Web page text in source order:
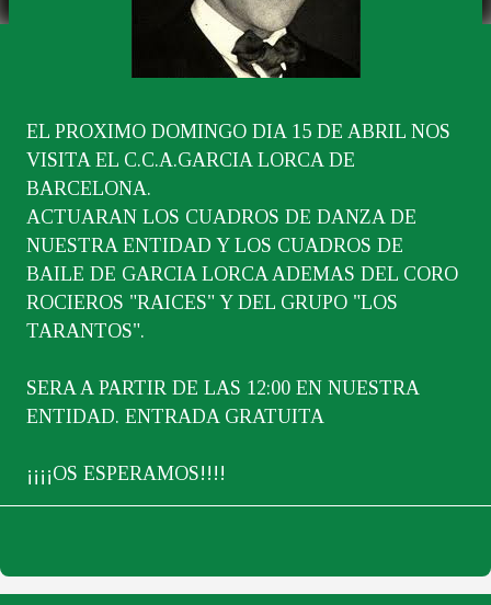
EL PROXIMO DOMINGO DIA 15 DE ABRIL NOS
VISITA EL C.C.A.GARCIA LORCA DE
BARCELONA.
ACTUARAN LOS CUADROS DE DANZA DE
NUESTRA ENTIDAD Y LOS CUADROS DE
BAILE DE GARCIA LORCA ADEMAS DEL CORO
ROCIEROS "RAICES" Y DEL GRUPO "LOS
TARANTOS".
SERA A PARTIR DE LAS 12:00 EN NUESTRA
ENTIDAD. ENTRADA GRATUITA
¡¡¡¡OS ESPERAMOS!!!!